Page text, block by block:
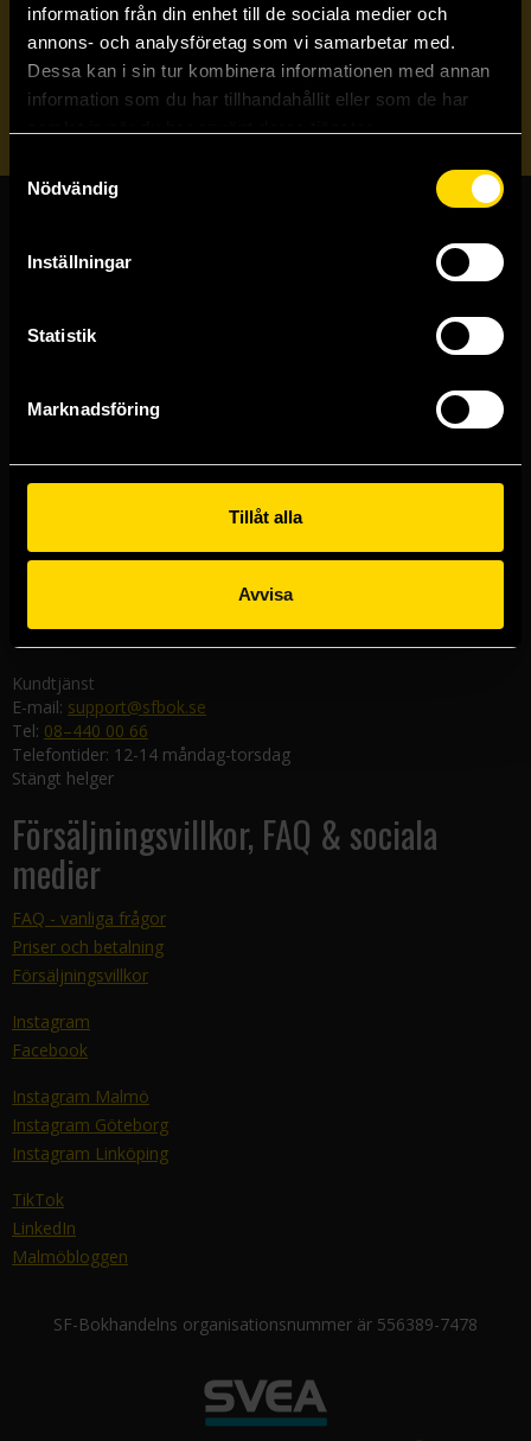
information från din enhet till de sociala medier och
annons- och analysföretag som vi samarbetar med.
Dessa kan i sin tur kombinera informationen med annan
information som du har tillhandahållit eller som de har
Nödvändig
Inställningar
Statistik
Marknadsföring
Tillåt alla
Avvisa
Veckobrevet
Skicka
Butiker & kundtjänst
Västerlånggatan 48
Göteborgsbutiken
Kungsgatan 19
Malmöbutiken
582 19 Linköping
Kundtjänst
E-mail: support@sfbok.se
Tel: 08–440 00 66
Telefontider: 12-14 måndag-torsdag
Stängt helger
Försäljningsvillkor, FAQ & sociala
medier
FAQ - vanliga frågor
Priser och betalning
Försäljningsvillkor
Instagram
Facebook
Instagram Malmö
Instagram Göteborg
Instagram Linköping
TikTok
LinkedIn
Malmöbloggen
SF-Bokhandelns organisationsnummer är 556389-7478